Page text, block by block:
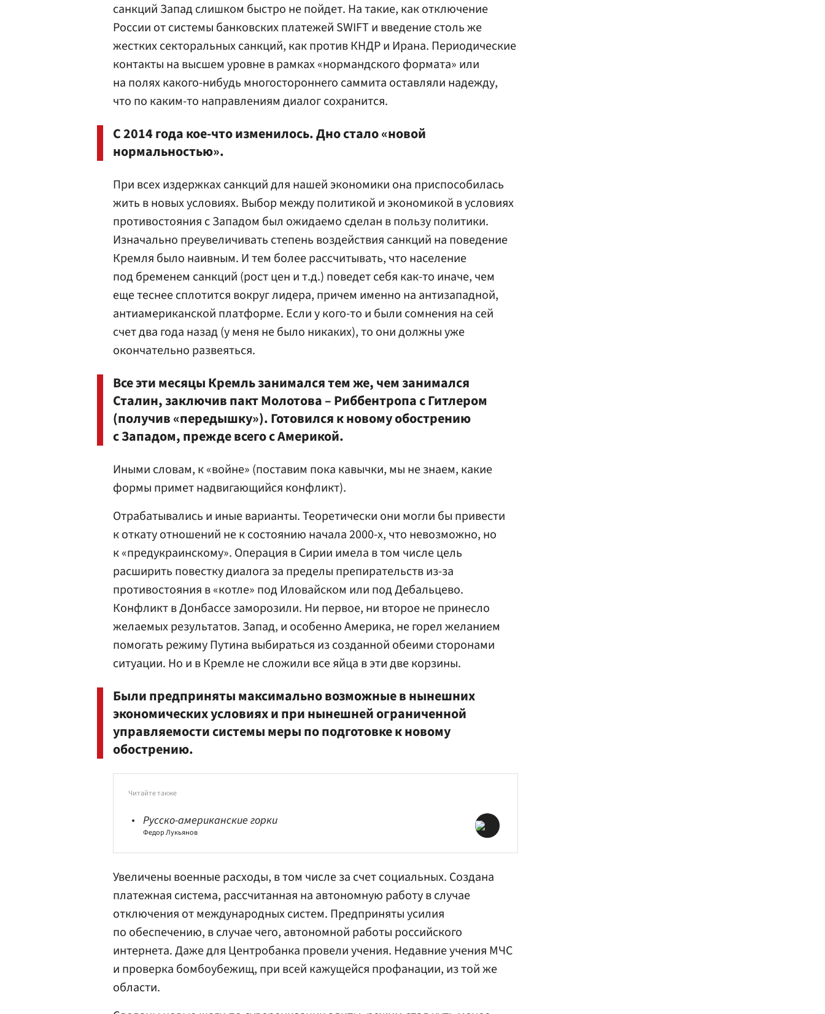
санкций Запад слишком быстро не пойдет. На такие, как отключение
России от системы банковских платежей SWIFT и введение столь же
жестких секторальных санкций, как против КНДР и Ирана. Периодические
контакты на высшем уровне в рамках «нормандского формата» или
на полях какого-нибудь многостороннего саммита оставляли надежду,
что по каким-то направлениям диалог сохранится.
С 2014 года кое-что изменилось. Дно стало «новой
нормальностью».
При всех издержках санкций для нашей экономики она приспособилась
жить в новых условиях. Выбор между политикой и экономикой в условиях
противостояния с Западом был ожидаемо сделан в пользу политики.
Изначально преувеличивать степень воздействия санкций на поведение
Кремля было наивным. И тем более рассчитывать, что население
под бременем санкций (рост цен и т.д.) поведет себя как-то иначе, чем
еще теснее сплотится вокруг лидера, причем именно на антизападной,
антиамериканской платформе. Если у кого-то и были сомнения на сей
счет два года назад (у меня не было никаких), то они должны уже
окончательно развеяться.
Все эти месяцы Кремль занимался тем же, чем занимался
Сталин, заключив пакт Молотова – Риббентропа с Гитлером
(получив «передышку»). Готовился к новому обострению
с Западом, прежде всего с Америкой.
Иными словам, к «войне» (поставим пока кавычки, мы не знаем, какие
формы примет надвигающийся конфликт).
Отрабатывались и иные варианты. Теоретически они могли бы привести
к откату отношений не к состоянию начала 2000-х, что невозможно, но
к «предукраинскому». Операция в Сирии имела в том числе цель
расширить повестку диалога за пределы препирательств из-за
противостояния в «котле» под Иловайском или под Дебальцево.
Конфликт в Донбассе заморозили. Ни первое, ни второе не принесло
желаемых результатов. Запад, и особенно Америка, не горел желанием
помогать режиму Путина выбираться из созданной обеими сторонами
ситуации. Но и в Кремле не сложили все яйца в эти две корзины.
Были предприняты максимально возможные в нынешних
экономических условиях и при нынешней ограниченной
управляемости системы меры по подготовке к новому
обострению.
Читайте также
Русско-американские горки
Федор Лукьянов
Увеличены военные расходы, в том числе за счет социальных. Создана
платежная система, рассчитанная на автономную работу в случае
отключения от международных систем. Предприняты усилия
по обеспечению, в случае чего, автономной работы российского
интернета. Даже для Центробанка провели учения. Недавние учения МЧС
и проверка бомбоубежищ, при всей кажущейся профанации, из той же
области.